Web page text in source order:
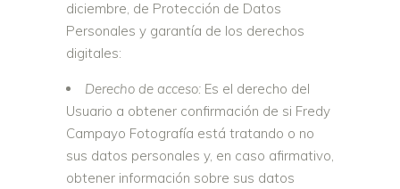
diciembre, de Protección de Datos
Personales y garantía de los derechos
digitales:
Derecho de acceso: Es el derecho del
Usuario a obtener confirmación de si Fredy
Campayo Fotografía está tratando o no
sus datos personales y, en caso afirmativo,
obtener información sobre sus datos